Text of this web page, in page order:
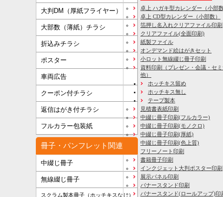
大判DM（厚紙フライヤー）
大部数（薄紙）チラシ
折込みチラシ
ポスター
車両広告
クーポン付チラシ
返信はがき付チラシ
フルカラー包装紙
冊子・パンフレット関連
中綴じ冊子
無線綴じ冊子
スクラム製本冊子（ホッチキスなし）
卓上 ハガキ型カレンダー（小部
卓上 CD型カレンダー（小部数）
箔押し名入れクリアファイル印刷
クリアファイル(全面印刷)
紙製ファイル
オンデマンド絵はがきセット
小ロット無線綴じ冊子印刷
資料印刷
（プレゼン・会議・セ
他）
ホッチキス留め
ホッチキス無し
テープ製本
見積書表紙印刷
中綴じ冊子印刷(フルカラー)
中綴じ冊子印刷(モノクロ)
中綴じ冊子印刷(厚紙)
中綴じ冊子印刷(色上質)
フリーノート印刷
書籍冊子印刷
インクジェット大判ポスター印刷
展示パネル印刷
バナースタンド印刷
バナースタンド(ロールアップ)印